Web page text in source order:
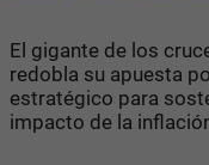
El gigante de los
redobla su apuesta
estratégico para
impacto de la